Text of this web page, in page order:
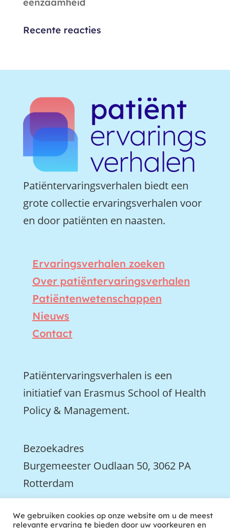
Recente reacties
Patiëntervaringsverhalen biedt een
grote collectie ervaringsverhalen voor
en door patiënten en naasten.
Ervaringsverhalen zoeken
Over patiëntervaringsverhalen
Patiëntenwetenschappen
Nieuws
Contact
Patiëntervaringsverhalen is een
initiatief van Erasmus School of Health
Policy & Management.
Bezoekadres
Burgemeester Oudlaan 50, 3062 PA
Rotterdam
 We zijn ook actief op LinkedIn
We gebruiken cookies op onze website om u de meest
relevante ervaring te bieden door uw voorkeuren en